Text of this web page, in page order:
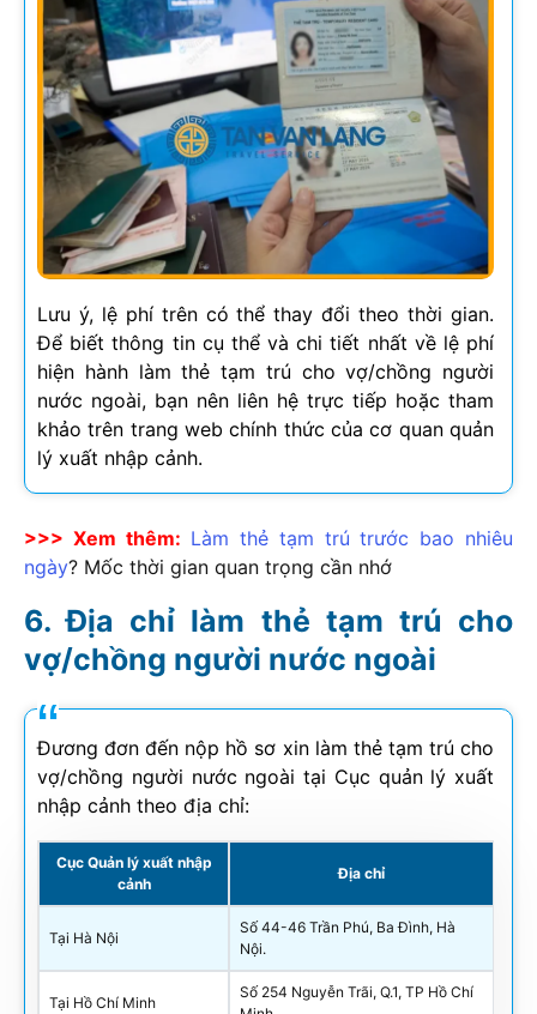
Lưu ý, lệ phí trên có thể thay đổi theo thời gian.
Để biết thông tin cụ thể và chi tiết nhất về lệ phí
hiện hành làm thẻ tạm trú cho vợ/chồng người
nước ngoài, bạn nên liên hệ trực tiếp hoặc tham
khảo trên trang web chính thức của cơ quan quản
lý xuất nhập cảnh.
>>> Xem thêm: Làm thẻ tạm trú trước bao nhiêu
ngày? Mốc thời gian quan trọng cần nhớ
Địa chỉ làm thẻ tạm trú cho
vợ/chồng người nước ngoài
Đương đơn đến nộp hồ sơ xin làm thẻ tạm trú cho
vợ/chồng người nước ngoài tại Cục quản lý xuất
nhập cảnh theo địa chỉ:
Cục Quản lý xuất nhập
cảnh
Địa chỉ
Tại Hà Nội
Số 44-46 Trần Phú, Ba Đình, Hà
Nội.
Tại Hồ Chí Minh
Số 254 Nguyễn Trãi, Q.1, TP Hồ Chí